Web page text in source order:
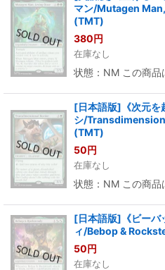
マン/Mutagen
(TMT)
380円
在庫なし
状態：NM この商品
[日本語版]《次元を
シ/
(TMT)
50円
在庫なし
状態：NM この商品
[日本語版]《ビーバ
ィ/Bebop &
50円
在庫なし